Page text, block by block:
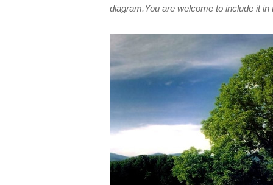
diagram.You are welcome to include it in